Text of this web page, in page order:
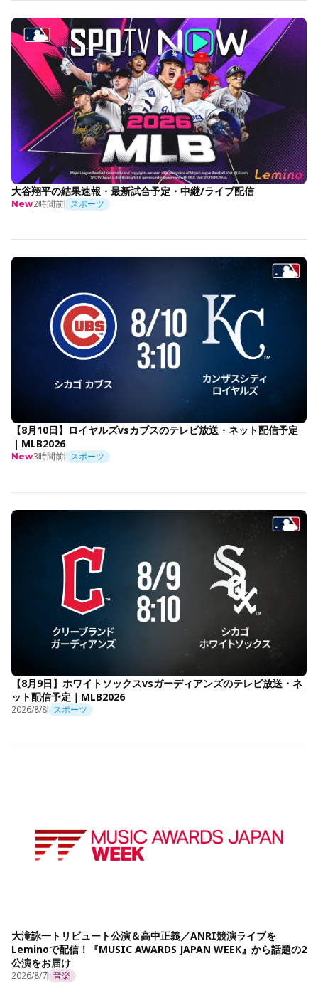
大谷翔平の結果速報・最新試合予定・中継/ライブ配信
New2時間前 スポーツ
【8月10日】ロイヤルズvsカブスのテレビ放送・ネット配信予定
｜MLB2026
New3時間前 スポーツ
【8月9日】ホワイトソックスvsガーディアンズのテレビ放送・ネ
ット配信予定｜MLB2026
2026/8/8 スポーツ
大滝詠一トリビュート公演＆高中正義／ANRI競演ライブを
Leminoで配信！『MUSIC AWARDS JAPAN WEEK』から話題の2
公演をお届け
2026/8/7 音楽